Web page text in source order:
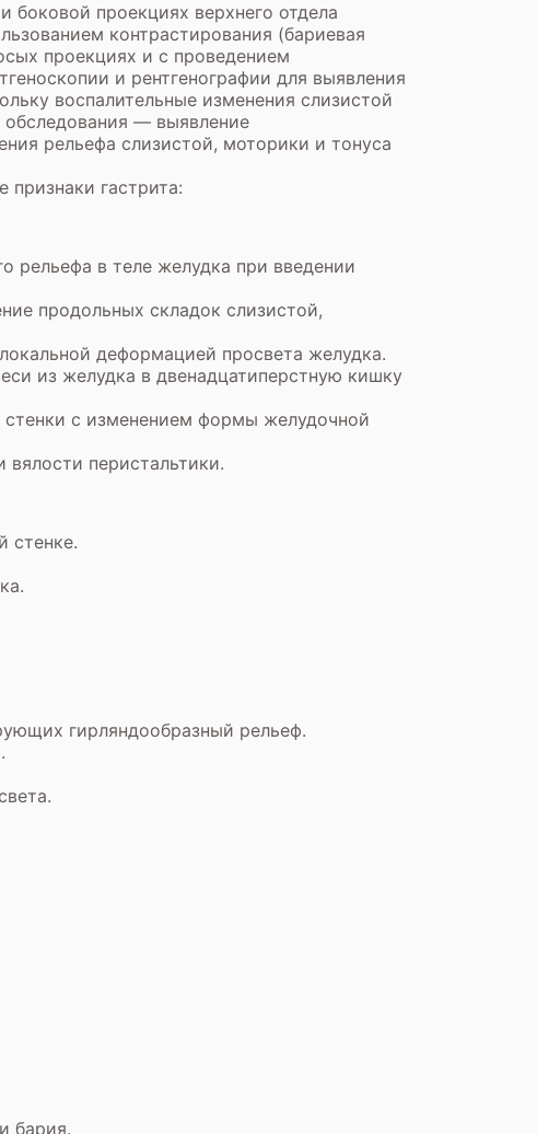
боковой проекциях верхнего отдела
контрастирования (бариевая
проекциях и с проведением
и рентгенографии для выявления
воспалительные изменения слизистой
— выявление
рельефа слизистой, моторики и тонуса
признаки гастрита:
рельефа в теле желудка при введении
продольных складок слизистой,
деформацией просвета желудка.
из желудка в двенадцатиперстную кишку
стенки с изменением формы желудочной
вялости перистальтики.
стенке.
гирляндообразный рельеф.
бария.